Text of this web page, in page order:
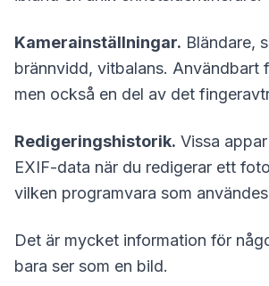
Kamerainställningar. Bländare,
brännvidd, vitbalans. Användbart
men också en del av det
Redigeringshistorik. Vissa
EXIF-data när du redigerar ett
vilken programvara som
Det är mycket information för
bara ser som en bild.